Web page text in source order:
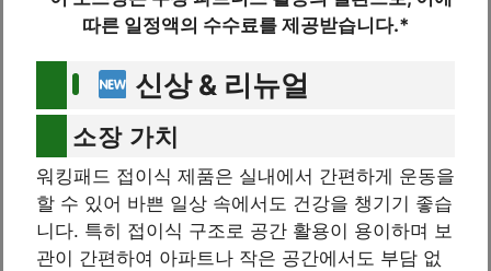
따른 일정액의 수수료를 제공받습니다.*
신상 & 리뉴얼
소장 가치
워킹패드 접이식 제품은 실내에서 간편하게 운동을
할 수 있어 바쁜 일상 속에서도 건강을 챙기기 좋습
니다. 특히 접이식 구조로 공간 활용이 용이하며 보
관이 간편하여 아파트나 작은 공간에서도 부담 없